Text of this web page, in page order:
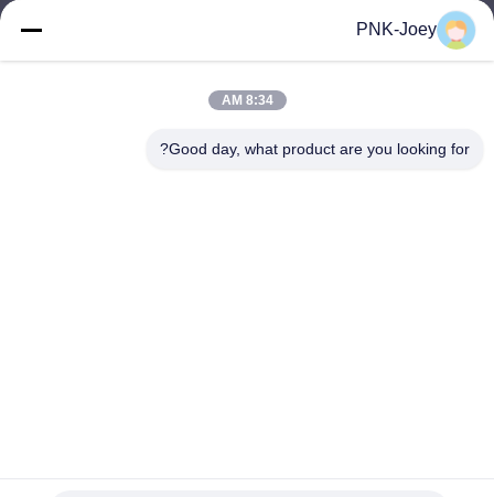
البريد
xianzhihao@gzxingchao.info
008613580404923
PNK-Joey
8:34 AM
Good day, what product are you looking for?